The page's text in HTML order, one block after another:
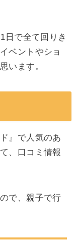
日で全て回りき
ベントやショ
います。
』で人気のあ
、口コミ情報
で、親子で行